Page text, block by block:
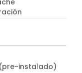
(pre-instalado)